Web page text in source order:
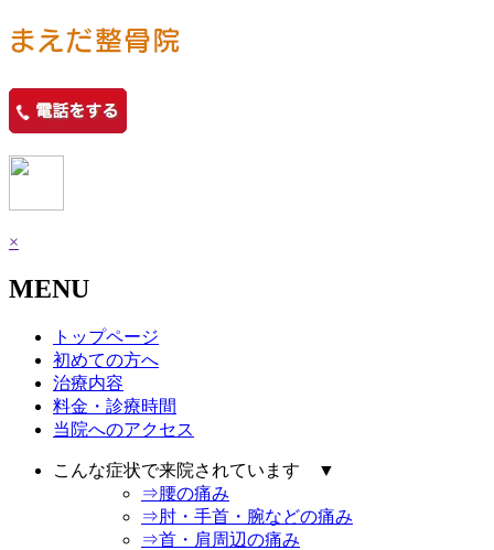
×
MENU
トップページ
初めての方へ
治療内容
料金・診療時間
当院へのアクセス
こんな症状で来院されています ▼
⇒腰の痛み
⇒肘・手首・腕などの痛み
⇒首・肩周辺の痛み